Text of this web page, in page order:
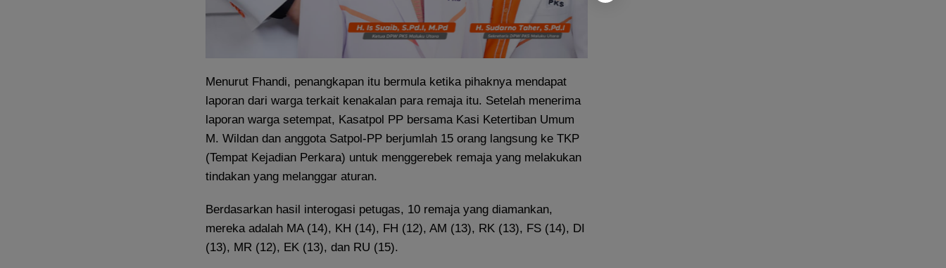
Menurut Fhandi, penangkapan itu bermula ketika pihaknya mendapat
laporan dari warga terkait kenakalan para remaja itu. Setelah menerima
laporan warga setempat, Kasatpol PP bersama Kasi Ketertiban Umum
M. Wildan dan anggota Satpol-PP berjumlah 15 orang langsung ke TKP
(Tempat Kejadian Perkara) untuk menggerebek remaja yang melakukan
tindakan yang melanggar aturan.
Berdasarkan hasil interogasi petugas, 10 remaja yang diamankan,
mereka adalah MA (14), KH (14), FH (12), AM (13), RK (13), FS (14), DI
(13), MR (12), EK (13), dan RU (15).